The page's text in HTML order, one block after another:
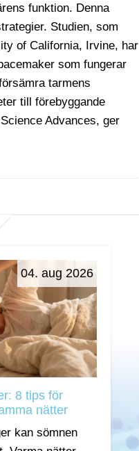
funktion. Denna
Studien, som
of California, Irvine, har
som fungerar
tarmens
till förebyggande
Advances, ger
04. aug 2026
8 tips för
nätter
kan sömnen